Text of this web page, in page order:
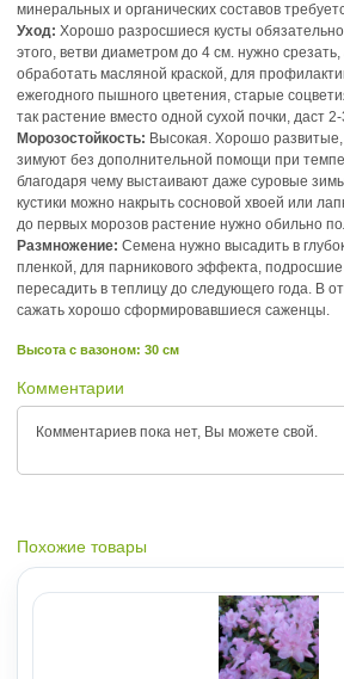
минеральных и органических составов
Уход: Хорошо разросшиеся кусты
этого, ветви диаметром до 4 см. нужно
обработать масляной краской, для
ежегодного пышного цветения, старые
так растение вместо одной сухой почки, даст
Морозостойкость: Высокая. Хорошо
зимуют без дополнительной помощи при
благодаря чему выстаивают даже суровые
кустики можно накрыть сосновой хвоей или
до первых морозов растение нужно обильно
Размножение: Семена нужно высадить в
пленкой, для парникового эффекта,
пересадить в теплицу до следующего года. В
сажать хорошо сформировавшиеся саженцы.
Высота c вазоном: 30 см
Комментарии
Комментариев пока нет, Вы можете свой.
Похожие товары